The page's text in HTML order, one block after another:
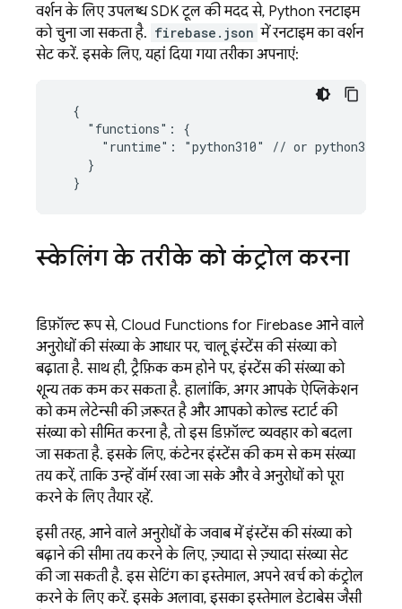
वर्शन के लिए उपलब्ध SDK टूल की मदद से, Python रनटाइम
को चुना जा सकता है. firebase.json में रनटाइम का वर्शन
सेट करें. इसके लिए, यहां दिया गया तरीका अपनाएं:
  {
    "functions": {
      "runtime": "python310" // or python311
    }
स्केलिंग के तरीके को कंट्रोल करना
डिफ़ॉल्ट रूप से, Cloud Functions for Firebase आने वाले
अनुरोधों की संख्या के आधार पर, चालू इंस्टेंस की संख्या को
बढ़ाता है. साथ ही, ट्रैफ़िक कम होने पर, इंस्टेंस की संख्या को
शून्य तक कम कर सकता है. हालांकि, अगर आपके ऐप्लिकेशन
को कम लेटेन्सी की ज़रूरत है और आपको कोल्ड स्टार्ट की
संख्या को सीमित करना है, तो इस डिफ़ॉल्ट व्यवहार को बदला
जा सकता है. इसके लिए, कंटेनर इंस्टेंस की कम से कम संख्या
तय करें, ताकि उन्हें वॉर्म रखा जा सके और वे अनुरोधों को पूरा
करने के लिए तैयार रहें.
इसी तरह, आने वाले अनुरोधों के जवाब में इंस्टेंस की संख्या को
बढ़ाने की सीमा तय करने के लिए, ज़्यादा से ज़्यादा संख्या सेट
की जा सकती है. इस सेटिंग का इस्तेमाल, अपने खर्च को कंट्रोल
करने के लिए करें. इसके अलावा, इसका इस्तेमाल डेटाबेस जैसी